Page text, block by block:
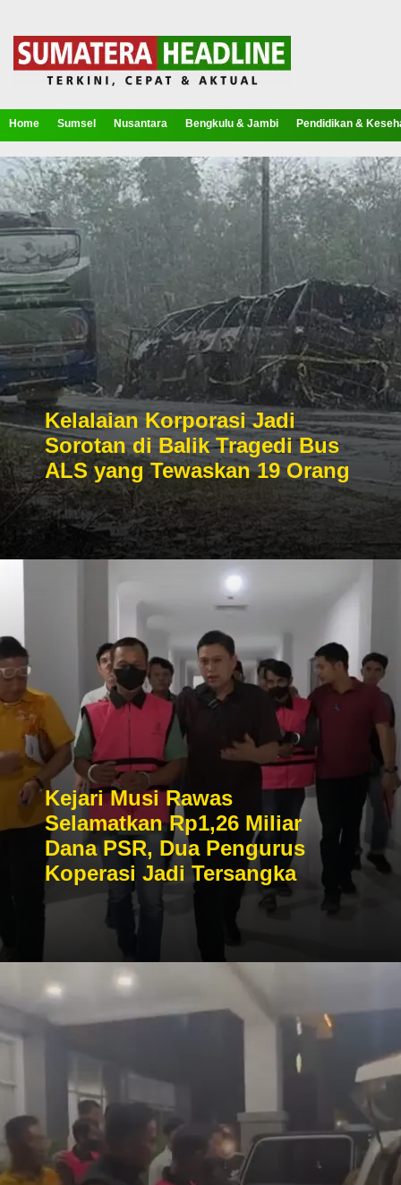
Home Sumsel Nusantara Bengkulu & Jambi Pendidikan &
Kelalaian Korporasi Jadi
Sorotan di Balik Tragedi Bus
ALS yang Tewaskan 19 Orang
Kejari Musi Rawas
Selamatkan Rp1,26 Miliar
Dana PSR, Dua Pengurus
Koperasi Jadi Tersangka